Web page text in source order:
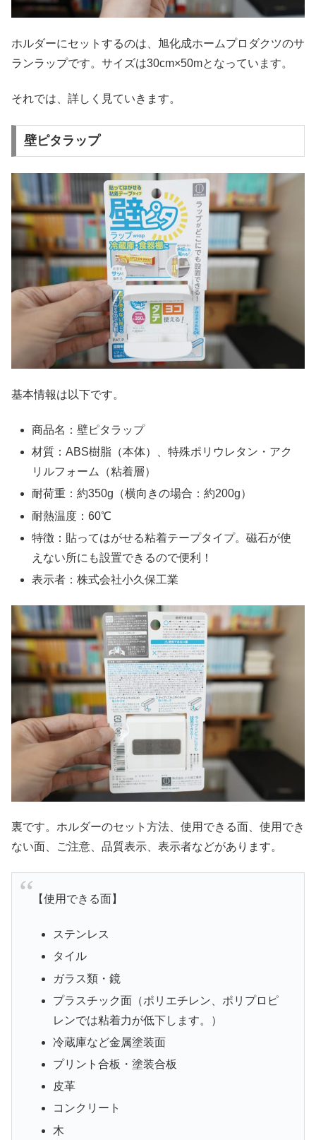
ホルダーにセットするのは、旭化成ホームプロダクツのサ
ランラップです。サイズは30cm×50mとなっています。
それでは、詳しく見ていきます。
壁ピタラップ
基本情報は以下です。
商品名：壁ピタラップ
材質：ABS樹脂（本体）、特殊ポリウレタン・アク
リルフォーム（粘着層）
耐荷重：約350g（横向きの場合：約200g）
耐熱温度：60℃
特徴：貼ってはがせる粘着テープタイプ。磁石が使
えない所にも設置できるので便利！
表示者：株式会社小久保工業
裏です。ホルダーのセット方法、使用できる面、使用でき
ない面、ご注意、品質表示、表示者などがあります。
【使用できる面】
ステンレス
タイル
ガラス類・鏡
プラスチック面（ポリエチレン、ポリプロピ
レンでは粘着力が低下します。）
冷蔵庫など金属塗装面
プリント合板・塗装合板
皮革
コンクリート
木